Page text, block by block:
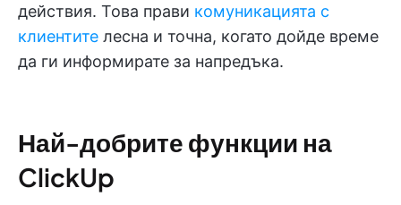
действия. Това прави комуникацията с
клиентите лесна и точна, когато дойде време
да ги информирате за напредъка.
Най-добрите функции на
ClickUp